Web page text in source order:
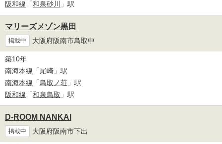
阪和線 「和泉砂川 」駅
マリーズメゾン黒田
掲載中 大阪府阪南市鳥取中
築10年
南海本線 「尾崎 」駅
南海本線 「鳥取ノ荘 」駅
阪和線 「和泉鳥取 」駅
D-ROOM NANKAI
掲載中 大阪府阪南市下出